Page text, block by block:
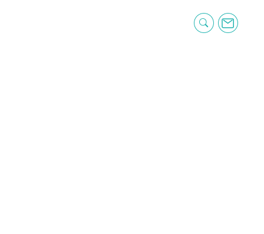
Conditions générales d’utilisation